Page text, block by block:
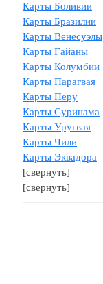
Карты Боливии
Карты Бразилии
Карты Венесуэлы
Карты Гайаны
Карты Колумбии
Карты Парагвая
Карты Перу
Карты Суринама
Карты Уругвая
Карты Чили
Карты Эквадора
[свернуть]
[свернуть]